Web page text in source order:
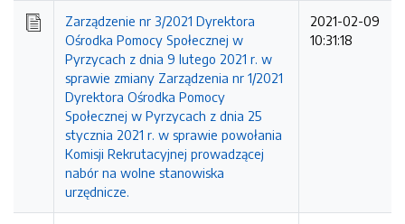
Zarządzenie nr 3/2021 Dyrektora
Ośrodka Pomocy Społecznej w
Pyrzycach z dnia 9 lutego 2021 r. w
sprawie zmiany Zarządzenia nr 1/2021
Dyrektora Ośrodka Pomocy
Społecznej w Pyrzycach z dnia 25
stycznia 2021 r. w sprawie powołania
Komisji Rekrutacyjnej prowadzącej
nabór na wolne stanowiska
urzędnicze.
2021-02-09
10:31:18